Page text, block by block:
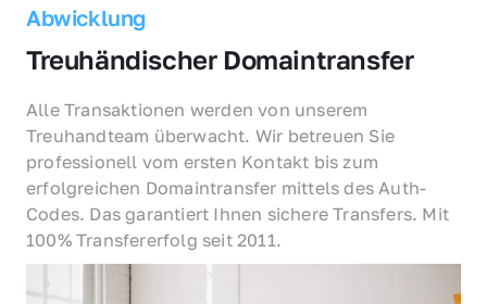
Abwicklung
Treuhändischer Domaintransfer
Alle Transaktionen werden von unserem
Treuhandteam überwacht. Wir betreuen Sie
professionell vom ersten Kontakt bis zum
erfolgreichen Domaintransfer mittels des Auth-
Codes. Das garantiert Ihnen sichere Transfers. Mit
100% Transfererfolg seit 2011.